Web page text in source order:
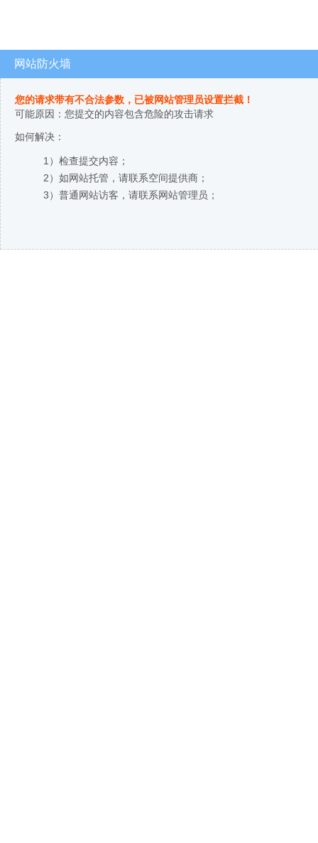
网站防火墙
您的请求带有不合法参数，已被网站管理员设置拦截！
可能原因：您提交的内容包含危险的攻击请求
如何解决：
1）检查提交内容；
2）如网站托管，请联系空间提供商；
3）普通网站访客，请联系网站管理员；